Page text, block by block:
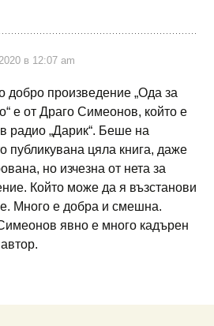
в 12:07 am
добро произведение „Ода за
е от Драго Симеонов, който е
радио „Дарик“. Беше на
публикувана цяла книга, даже
но изчезна от нета за
Който може да я възстанови
Много е добра и смешна.
явно е много кадърен